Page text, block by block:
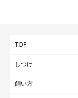
TOP
しつけ
飼い方